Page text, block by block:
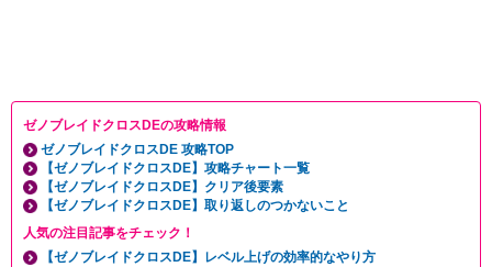
ゼノブレイドクロスDEの攻略情報
ゼノブレイドクロスDE 攻略TOP
【ゼノブレイドクロスDE】攻略チャート一覧
【ゼノブレイドクロスDE】クリア後要素
【ゼノブレイドクロスDE】取り返しのつかないこと
人気の注目記事をチェック！
【ゼノブレイドクロスDE】レベル上げの効率的なやり方